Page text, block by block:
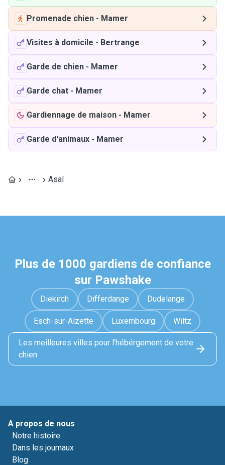
Promenade chien - Mamer
Visites à domicile - Bertrange
Garde de chien - Mamer
Garde chat - Mamer
Gardiennage de maison - Mamer
Garde d'animaux - Mamer
Asal
Plus de 1000 gardiens de confiance
sur Pawshake
Diekirch Differdange Dudelange
Esch-sur-Alzette Luxembourg Wiltz
Les meilleures villes pour l'hébérgement de votre
chien
A propos de nous
Notre histoire
Dans les journaux
Blog